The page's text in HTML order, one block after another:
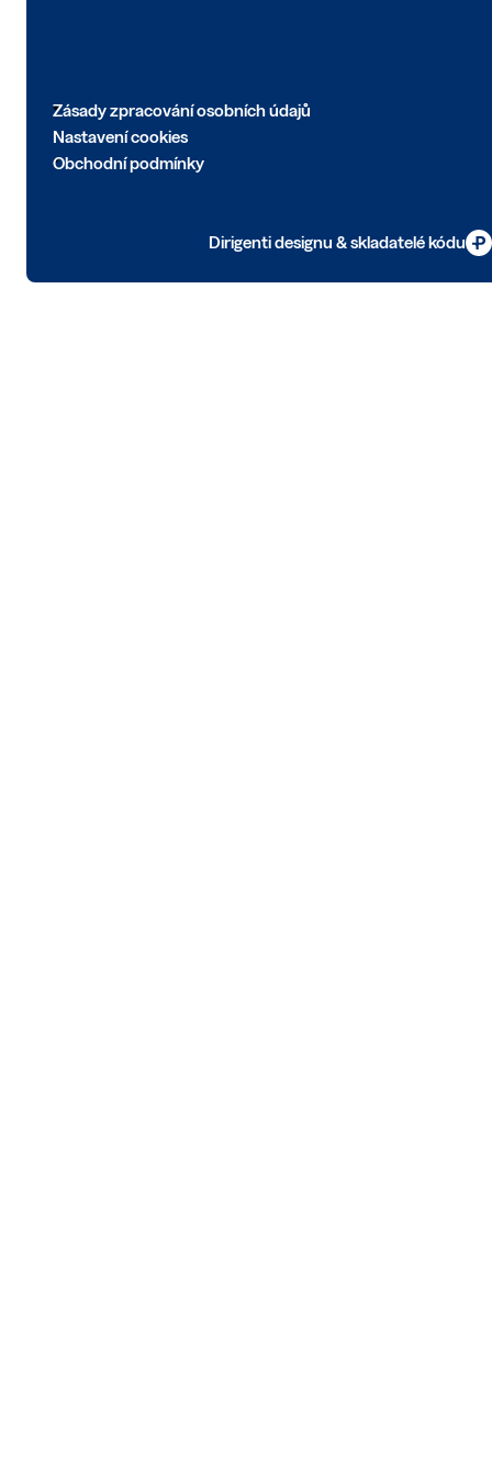
Zásady zpracování osobních údajů
Nastavení cookies
Obchodní podmínky
Dirigenti designu & skladatelé kódu